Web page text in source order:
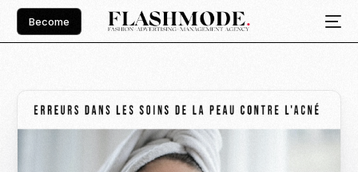
Become